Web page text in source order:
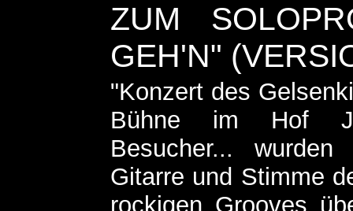
ZUM
GEH'N"
"Konzert des
Bühne im Hof
Besucher...
Gitarre und Stimme
rockigen Grooves